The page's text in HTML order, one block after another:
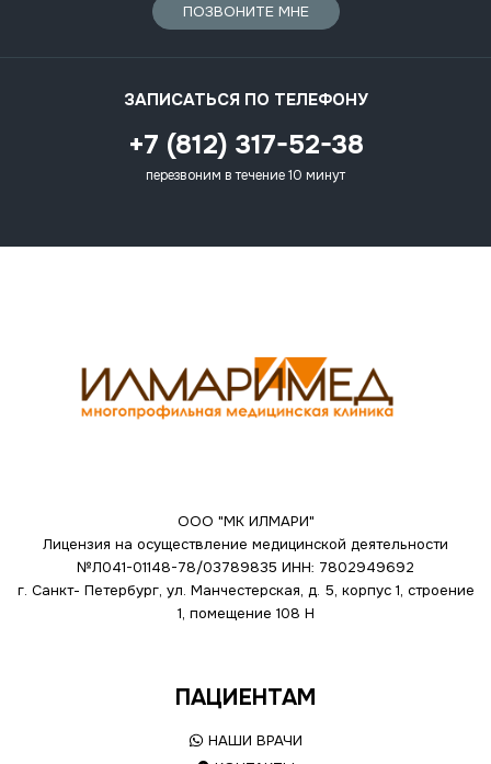
ПОЗВОНИТЕ МНЕ
ЗАПИСАТЬСЯ ПО ТЕЛЕФОНУ
+7 (812) 317-52-38
перезвоним в течение 10 минут
ООО "МК ИЛМАРИ"
Лицензия на осуществление медицинской деятельности
№Л041-01148-78/03789835 ИНН: 7802949692
г. Санкт- Петербург, ул. Манчестерская, д. 5, корпус 1, строение
1, помещение 108 Н
ПАЦИЕНТАМ
НАШИ ВРАЧИ